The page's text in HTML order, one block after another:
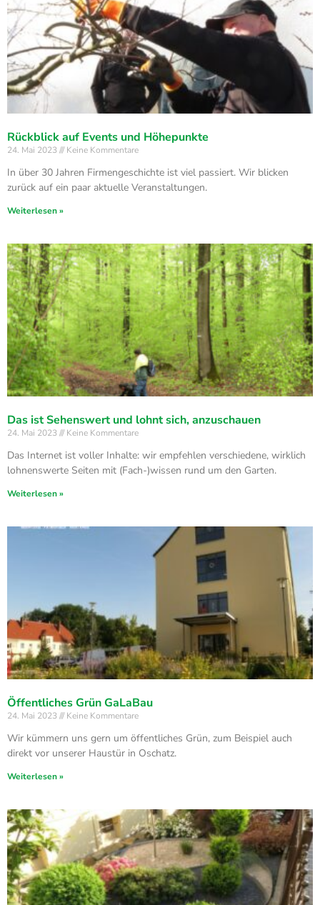
Rückblick auf Events und Höhepunkte
24. Mai 2023 Keine Kommentare
In über 30 Jahren Firmengeschichte ist viel passiert. Wir blicken
zurück auf ein paar aktuelle Veranstaltungen.
Weiterlesen »
Das ist Sehenswert und lohnt sich, anzuschauen
24. Mai 2023 Keine Kommentare
Das Internet ist voller Inhalte: wir empfehlen verschiedene, wirklich
lohnenswerte Seiten mit (Fach-)wissen rund um den Garten.
Weiterlesen »
Öffentliches Grün GaLaBau
24. Mai 2023 Keine Kommentare
Wir kümmern uns gern um öffentliches Grün, zum Beispiel auch
direkt vor unserer Haustür in Oschatz.
Weiterlesen »